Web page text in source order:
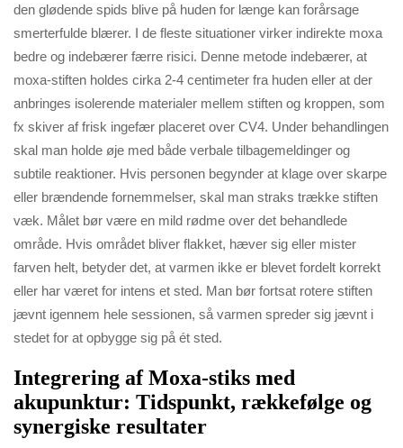
den glødende spids blive på huden for længe kan forårsage
smerterfulde blærer. I de fleste situationer virker indirekte moxa
bedre og indebærer færre risici. Denne metode indebærer, at
moxa-stiften holdes cirka 2-4 centimeter fra huden eller at der
anbringes isolerende materialer mellem stiften og kroppen, som
fx skiver af frisk ingefær placeret over CV4. Under behandlingen
skal man holde øje med både verbale tilbagemeldinger og
subtile reaktioner. Hvis personen begynder at klage over skarpe
eller brændende fornemmelser, skal man straks trække stiften
væk. Målet bør være en mild rødme over det behandlede
område. Hvis området bliver flakket, hæver sig eller mister
farven helt, betyder det, at varmen ikke er blevet fordelt korrekt
eller har været for intens et sted. Man bør fortsat rotere stiften
jævnt igennem hele sessionen, så varmen spreder sig jævnt i
stedet for at opbygge sig på ét sted.
Integrering af Moxa-stiks med
akupunktur: Tidspunkt, rækkefølge og
synergiske resultater